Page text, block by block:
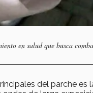
en salud que busca
del parche es